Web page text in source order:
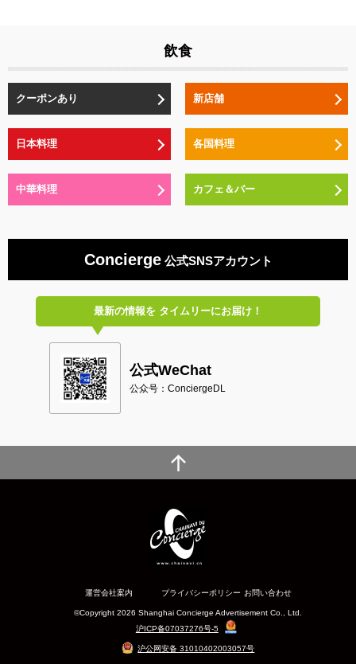
飲食
クーポンあり 新店舗
日本料理 各国料理
中華料理 カフェ＆バー
Concierge公式SNSアカウント
最新の情報をタイムリーにお届け！
公式WeChat
公众号：ConciergeDL
運営会社案内 プライバシーポリシー お問い合わせ
©Copyright 2026 Shanghai Concierge Advertisement Co., Ltd.
沪ICP备07037276号-5
沪公网安备 31010402003057号